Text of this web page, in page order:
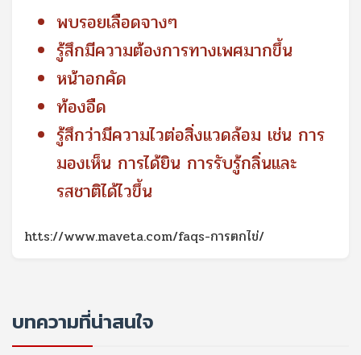
พบรอยเลือดจางๆ
รู้สึกมีความต้องการทางเพศมากขึ้น
หน้าอกคัด
ท้องอืด
รู้สึกว่ามีความไวต่อสิ่งแวดล้อม เช่น การ
มองเห็น การได้ยิน การรับรู้กลิ่นและ
รสชาติได้ไวขึ้น
htts://www.maveta.com/faqs-การตกไข่/
บทความที่น่าสนใจ